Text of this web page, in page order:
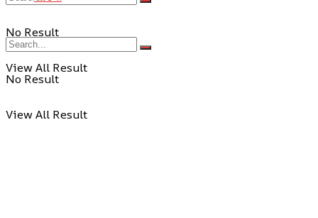
No Result
View All Result
No Result
View All Result